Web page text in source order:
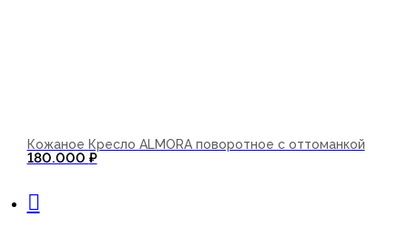
Кожаное Кресло ALMORA поворотное с оттоманкой
180.000 ₽